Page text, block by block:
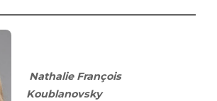
Nathalie François
Koublanovsky